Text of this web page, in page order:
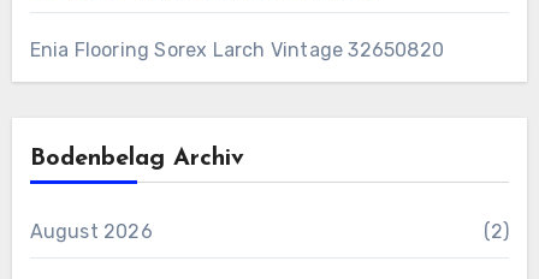
Enia Flooring Sorex ​Larch Vintage 32650820
Bodenbelag Archiv
August 2026 (2)